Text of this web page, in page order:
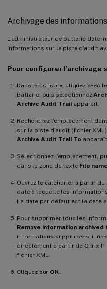
Archivage des
L’administrateur de batterie
informations sur la piste d’audit
Pour configurer l’archivage
Dans la console, cliquez avec
batterie, puis sélectionnez
Archive Audit Trail apparaît.
Recherchez l’emplacement
sur la piste d’audit (fichier
Archive Audit Trail To apparaît.
Sélectionnez l’emplacement,
dans la zone de texte File name
Ouvrez le calendrier à partir du
date à laquelle les
La date par défaut est la date
Pour supprimer tous les
Remove information
informations supprimées, il
directement à partir de Citrix
fichier XML.
Cliquez sur OK